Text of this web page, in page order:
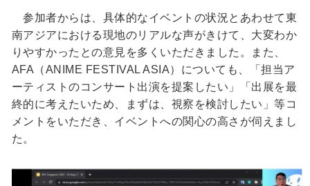
参加者からは、具体的なイベントの状況とあわせて東
南アジアにおける現地のリアルな声がきけて、大変わか
りやすかったとの意見を多くいただきました。また、
AFA（ANIME FESTIVAL ASIA）についても、「担当ア
ーティストのコンサート出演を提案したい」「出展を最
終的に考えたいため、まずは、視察を検討したい」等コ
メントをいただき、イベントへの関心の高さが伺えまし
た。